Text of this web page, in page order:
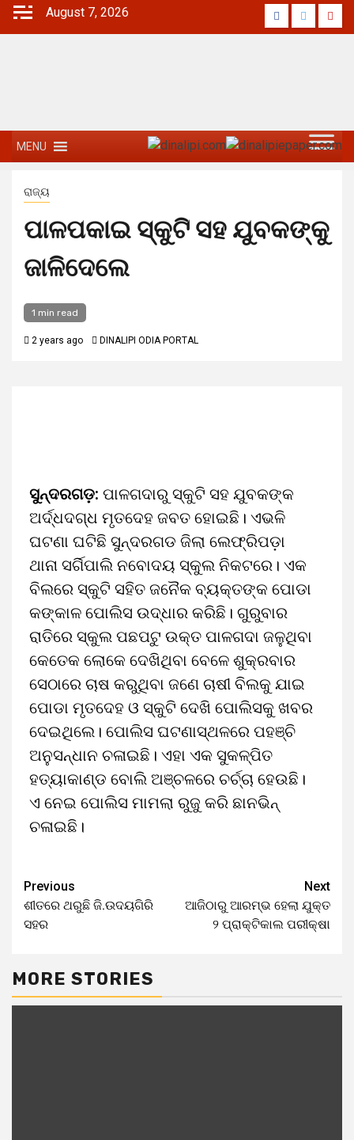
August 7, 2026
MENU
ରାଜ୍ୟ
ପାଳପକାଇ ସ୍କୁଟି ସହ ଯୁବକଙ୍କୁ
ଜାଳିଦେଲେ
1 min read
2 years ago DINALIPI ODIA PORTAL
ସୁନ୍ଦରଗଡ଼: ପାଳଗଦାରୁ ସ୍କୁଟି ସହ ଯୁବକଙ୍କ
ଅର୍ଦ୍ଧଦଗ୍ଧ ମୃତଦେହ ଜବତ ହୋଇଛି। ଏଭଳି
ଘଟଣା ଘଟିଛି ସୁନ୍ଦରଗଡ ଜିଲା ଲେଫ୍ରିପଡ଼ା
ଥାନା ସର୍ଗିପାଲି ନବୋଦୟ ସ୍କୁଲ ନିକଟରେ। ଏକ
ବିଲରେ ସ୍କୁଟି ସହିତ ଜନୈକ ବ୍ୟକ୍ତଙ୍କ ପୋଡା
କଙ୍କାଳ ପୋଲିସ ଉଦ୍ଧାର କରିଛି। ଗୁରୁବାର
ରାତିରେ ସ୍କୁଲ ପଛପଟୁ ଉକ୍ତ ପାଳଗଦା ଜଳୁଥିବା
କେତେକ ଲୋକେ ଦେଖିଥିବା ବେଳେ ଶୁକ୍ରବାର
ସେଠାରେ ଚାଷ କରୁଥିବା ଜଣେ ଚାଷୀ ବିଲକୁ ଯାଇ
ପୋଡା ମୃତଦେହ ଓ ସ୍କୁଟି ଦେଖି ପୋଲିସକୁ ଖବର
ଦେଇଥିଲେ। ପୋଲିସ ଘଟଣାସ୍ଥଳରେ ପହଞ୍ଚି
ଅନୁସନ୍ଧାନ ଚଳାଇଛି। ଏହା ଏକ ସୁକଳ୍ପିତ
ହତ୍ୟାକାଣ୍ଡ ବୋଲି ଅଞ୍ଚଳରେ ଚର୍ଚ୍ଚା ହେଉଛି।
ଏ ନେଇ ପୋଲିସ ମାମଲା ରୁଜୁ କରି ଛାନଭିନ୍‌
ଚଳାଇଛି।
Previous
ଶୀତରେ ଥରୁଛି ଜି.ଉଦୟଗିରି
ସହର
Next
ଆଜିଠାରୁ ଆରମ୍ଭ ହେଲା ଯୁକ୍ତ
୨ ପ୍ରାକ୍ଟିକାଲ ପରୀକ୍ଷା
MORE STORIES